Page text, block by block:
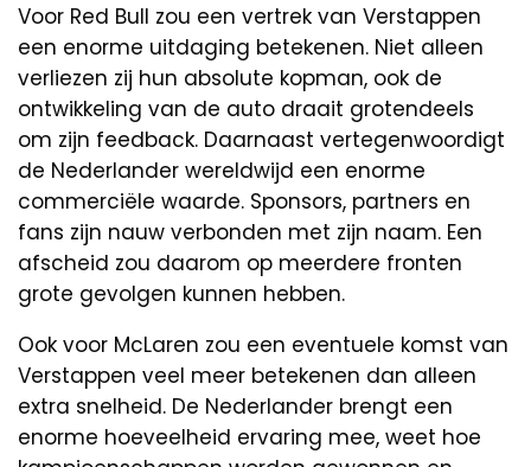
Voor Red Bull zou een vertrek van Verstappen
een enorme uitdaging betekenen. Niet alleen
verliezen zij hun absolute kopman, ook de
ontwikkeling van de auto draait grotendeels
om zijn feedback. Daarnaast vertegenwoordigt
de Nederlander wereldwijd een enorme
commerciële waarde. Sponsors, partners en
fans zijn nauw verbonden met zijn naam. Een
afscheid zou daarom op meerdere fronten
grote gevolgen kunnen hebben.
Ook voor McLaren zou een eventuele komst van
Verstappen veel meer betekenen dan alleen
extra snelheid. De Nederlander brengt een
enorme hoeveelheid ervaring mee, weet hoe